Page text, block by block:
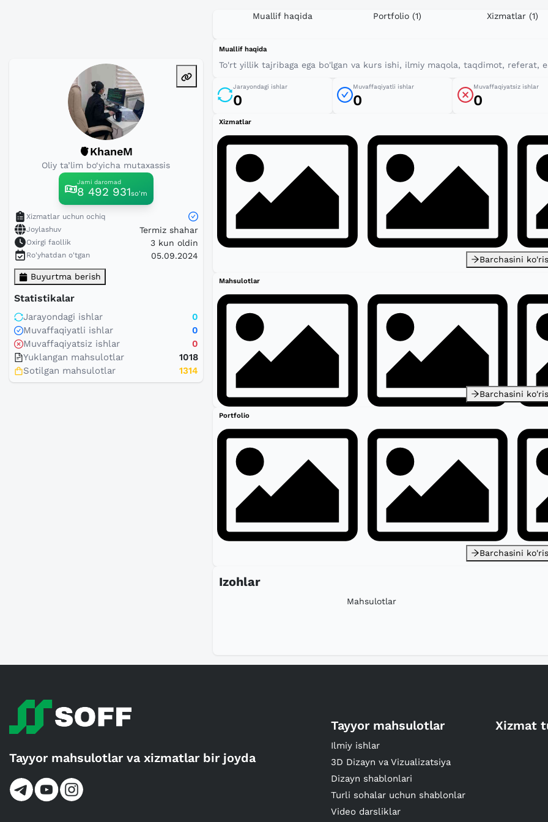
🫀KhaneM
Oliy ta’lim bo‘yicha mutaxassis
Jami daromad
8 492 931so'm
Xizmatlar uchun ochiq
Joylashuv
Termiz shahar
Oxirgi faollik 3 kun oldin
Ro'yhatdan o'tgan 05.09.2024
Buyurtma berish
Statistikalar
Jarayondagi ishlar
0
Muvaffaqiyatli ishlar
0
Muvaffaqiyatsiz ishlar
0
Yuklangan mahsulotlar
1018
Sotilgan mahsulotlar
1314
Muallif haqida Portfolio (1) Xizmatlar (1)
Muallif haqida
To'rt yillik tajribaga ega bo'lgan va kurs ishi, ilmiy maqola, taqdimot, referat,
Jarayondagi ishlar
0
Muvaffaqiyatli ishlar
0
Muvaffaqiyatsiz ishlar
0
Xizmatlar
Barchasini
Mahsulotlar
Barchasini
Portfolio
Barchasini
Izohlar
Mahsulotlar
Tayyor mahsulotlar va xizmatlar bir joyda
Tayyor mahsulotlar
Ilmiy ishlar
3D Dizayn va Vizualizatsiya
Dizayn shablonlari
Turli sohalar uchun shablonlar
Video darsliklar
Xizmat